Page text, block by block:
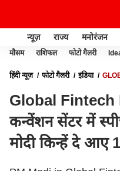
न्यूज़ राज्य मनोरंजन
मौसम राशिफल फोटो गैलरी
हिंदी न्यूज़ फोटो गैलरी इंडिया
Global Fintech
कन्वेंशन सेंटर में
मोदी किन्हें दे आए